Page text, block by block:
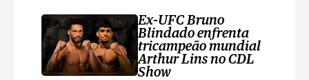
Ex-UFC Bruno
Blindado enfrenta
tricampeão mundial
Arthur Lins no CDL
Show